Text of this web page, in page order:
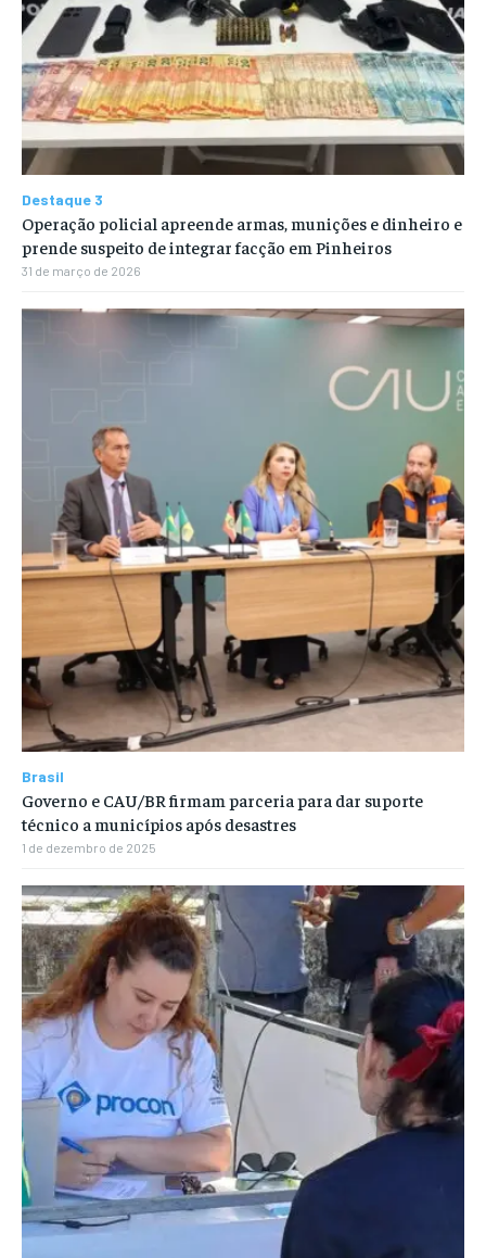
Destaque 3
Operação policial apreende armas, munições e dinheiro e
prende suspeito de integrar facção em Pinheiros
31 de março de 2026
Brasil
Governo e CAU/BR firmam parceria para dar suporte
técnico a municípios após desastres
1 de dezembro de 2025